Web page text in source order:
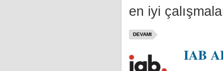
en iyi
DEVAMI
IAB